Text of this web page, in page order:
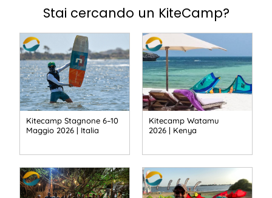
Stai cercando un KiteCamp?
Kitecamp Stagnone 6–10
Maggio 2026 | Italia
Kitecamp Watamu
2026 | Kenya